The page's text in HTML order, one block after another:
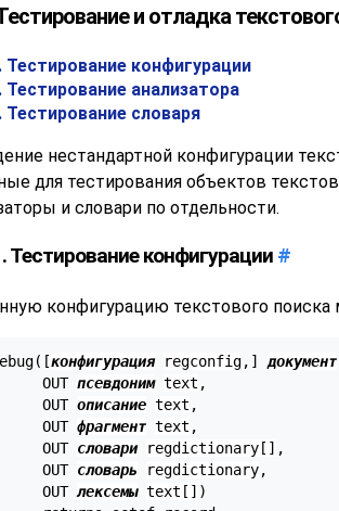
и отладка
Тестирование конфигурации
Тестирование анализатора
Тестирование словаря
нестандартной конфигурации
для тестирования объектов
и словари по отдельности.
Тестирование конфигурации #
конфигурацию текстового
конфигурация regconfig, ] документ
OUT
псевдоним text ,
OUT
описание text ,
OUT
фрагмент text ,
OUT
словари regdictionary[] ,
OUT
словарь regdictionary,
OUT
лексемы text[] )